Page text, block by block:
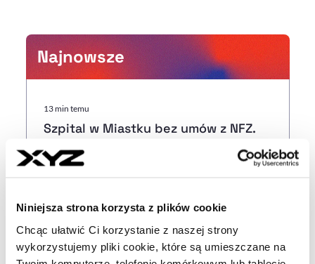
Niniejsza strona korzysta z plików cookie
Chcąc ułatwić Ci korzystanie z naszej strony
wykorzystujemy pliki cookie, które są umieszczane na
Najnowsze
13 min temu
Szpital w Miastku bez umów z NFZ.
Placówce grożą restrukturyzacja,
upadłość lub likwidacja
39 min temu
prezesem Polimex Mostostal